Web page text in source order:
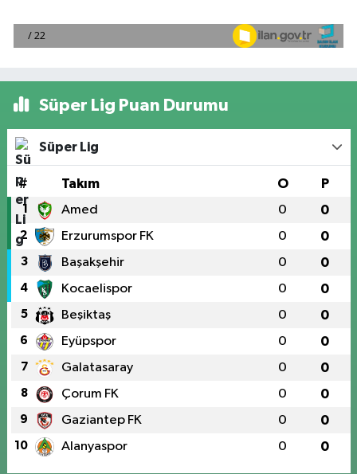
Süper Lig Puan Durumu
Süper Lig
# Takım O P
1 Amed 0 0
2 Erzurumspor FK 0 0
3 Başakşehir 0 0
4 Kocaelispor 0 0
5 Beşiktaş 0 0
6 Eyüpspor 0 0
7 Galatasaray 0 0
8 Çorum FK 0 0
9 Gaziantep FK 0 0
10 Alanyaspor 0 0